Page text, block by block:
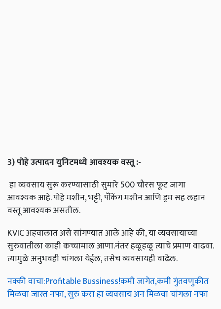
3)पोहेउत्पादनयुनिटमध्येआवश्यकवस्तू:-
हा व्यवसाय सुरू करण्यासाठी सुमारे 500 चौरस फूट जागा
आवश्यक आहे. पोहे मशीन, भट्टी, पॅकिंग मशीन आणि ड्रम सह लहान
वस्तू आवश्यक असतील.
KVIC अहवालात असे सांगण्यात आले आहे की, या व्यवसायाच्या
सुरुवातीला काही कच्चामाल आणा.नंतर हळूहळू त्याचे प्रमाण वाढवा.
त्यामुळे अनुभवही चांगला येईल, तसेच व्यवसायही वाढेल.
नक्की वाचा:Profitable Bussiness!कमी जागेत,कमी गुंतवणुकीत
मिळवा जास्त नफा, सुरु करा हा व्यवसाय अन मिळवा चांगला नफा